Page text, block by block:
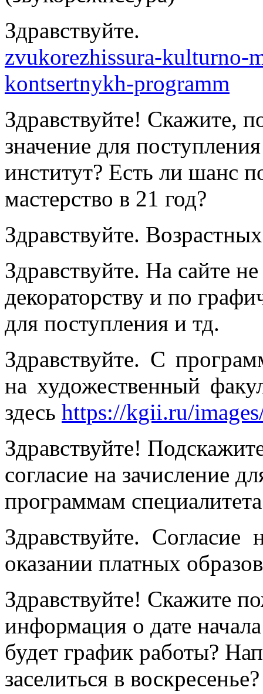
zvukorezhissura-kulturno-
kontsertnykh-programm
Здравствуйте! Скажите,
значение для
институт? Есть ли шанс
мастерство в 21 год?
Здравствуйте.
Здравствуйте. На сайте
декораторству и по
для поступления и тд.
Здравствуйте. С
на художественный
здесь https://kgii.ru/
Здравствуйте!
согласие на зачисление
программам
Здравствуйте.
оказании платных
Здравствуйте! Скажите
информация о дате
будет график работы?
заселиться в воскресенье?